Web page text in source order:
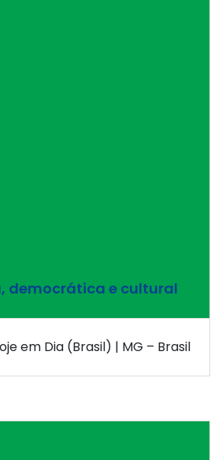
democrática e cultural
em Dia (Brasil) | MG – Brasil